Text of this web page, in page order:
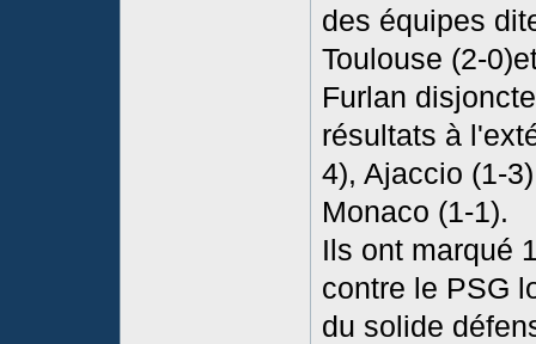
des équipes
Toulouse (2-
Furlan
résultats à
4), Ajaccio (1-
Monaco (1-1).
Ils ont marqué
contre le PSG
du solide